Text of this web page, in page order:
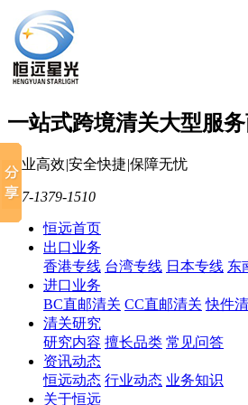
一站式跨境清关大型服
专业高效|安全快捷|保障无忧
137-1379-1510
恒远首页
出口业务
香港专线 台湾专线 日本专线 东
进口业务
BC直邮清关 CC直邮清关 快件
清关研究
研究内容 擅长品类 常见问答
资讯动态
恒远动态 行业动态 业务知识
关于恒远